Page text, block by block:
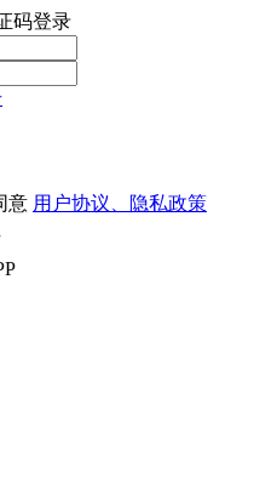
码登录
意 用户协议、隐私政策